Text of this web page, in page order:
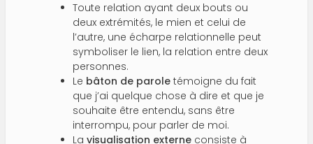
Toute relation ayant deux bouts ou
deux extrémités, le mien et celui de
l’autre, une écharpe relationnelle peut
symboliser le lien, la relation entre deux
personnes.
Le bâton de parole témoigne du fait
que j’ai quelque chose à dire et que je
souhaite être entendu, sans être
interrompu, pour parler de moi.
La visualisation externe consiste à